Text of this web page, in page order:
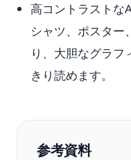
高コントラスト
シャツ、ポスタ
り、大胆なグラフ
きり読めます。
参考資料